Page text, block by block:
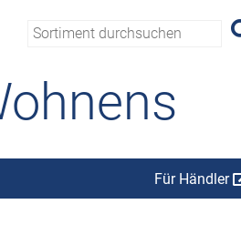
Für Händler